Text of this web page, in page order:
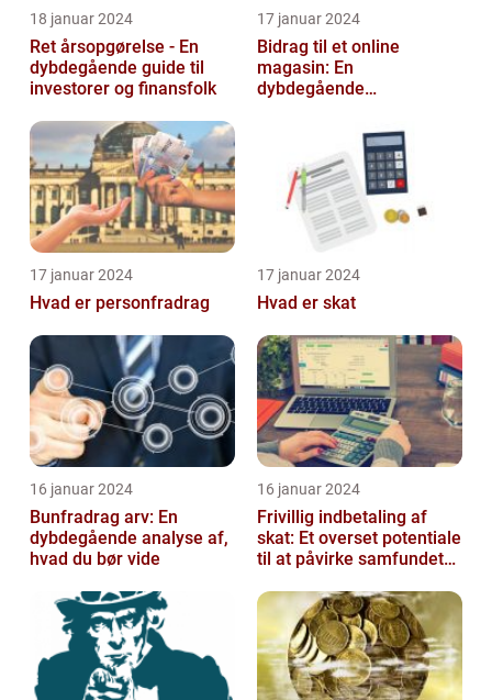
18 januar 2024
Ret årsopgørelse - En
dybdegående guide til
investorer og finansfolk
17 januar 2024
Bidrag til et online
magasin: En
dybdegående
betydningen og
udviklingen over tid
17 januar 2024
Hvad er personfradrag
17 januar 2024
Hvad er skat
16 januar 2024
Bunfradrag arv: En
dybdegående analyse af,
hvad du bør vide
16 januar 2024
Frivillig indbetaling af
skat: Et overset potentiale
til at påvirke samfundet